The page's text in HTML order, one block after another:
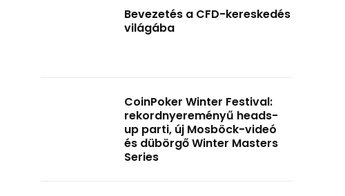
Bevezetés a CFD-kereskedés
világába
CoinPoker Winter Festival:
rekordnyereményű heads-
up parti, új Mosböck-videó
és dübörgő Winter Masters
Series